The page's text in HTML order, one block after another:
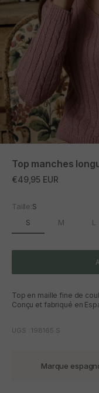
Top manches
Prix promotionnel
€49,95 EUR
Taille:S
S M L
Top en maille fine de
Conçu et fabriqué en
UGS : 198165.S
Marque